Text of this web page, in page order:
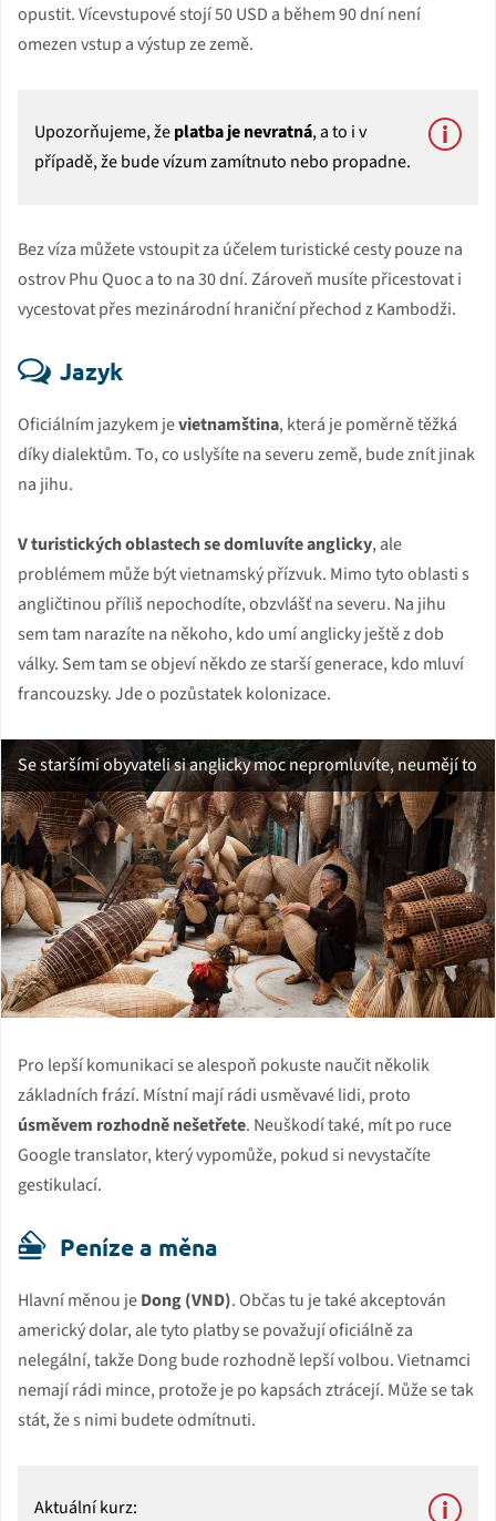
opustit. Vícevstupové stojí 50 USD a během 90 dní není
omezen vstup a výstup ze země.
Upozorňujeme, žeplatba je nevratná, a to i v
případě, že bude vízum zamítnuto nebo propadne.
Bez víza můžete vstoupit za účelem turistické cesty pouze na
ostrov Phu Quoc a to na 30 dní. Zároveň musíte přicestovat i
vycestovat přes mezinárodní hraniční přechod z Kambodži.
Jazyk
Oficiálním jazykem jevietnamština, která je poměrně těžká
díky dialektům. To, co uslyšíte na severu země, bude znít jinak
na jihu.
V turistických oblastech se domluvíte anglicky, ale
problémem může být vietnamský přízvuk. Mimo tyto oblasti s
angličtinou příliš nepochodíte, obzvlášť na severu. Na jihu
sem tam narazíte na někoho, kdo umí anglicky ještě z dob
války. Sem tam se objeví někdo ze starší generace, kdo mluví
francouzsky. Jde o pozůstatek kolonizace.
Se staršími obyvateli si anglicky moc nepromluvíte, neumějí to
Pro lepší komunikaci se alespoň pokuste naučit několik
základních frází. Místní mají rádi usměvavé lidi, proto
úsměvem rozhodně nešetřete. Neuškodí také, mít po ruce
Google translator, který vypomůže, pokud si nevystačíte
gestikulací.
Peníze a měna
Hlavní měnou jeDong (VND). Občas tu je také akceptován
americký dolar, ale tyto platby se považují oficiálně za
nelegální, takže Dong bude rozhodně lepší volbou. Vietnamci
nemají rádi mince, protože je po kapsách ztrácejí. Může se tak
stát, že s nimi budete odmítnuti.
Aktuální kurz: